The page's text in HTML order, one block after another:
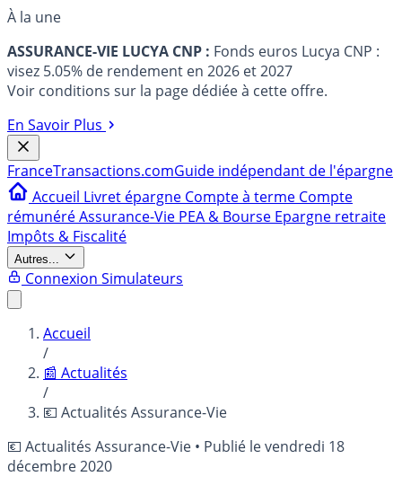
À la une
ASSURANCE-VIE LUCYA CNP : Fonds euros Lucya CNP :
visez 5.05% de rendement en 2026 et 2027
Voir conditions sur la page dédiée à cette offre.
En Savoir Plus
FranceTransactions.comGuide indépendant de l'épargne
Accueil Livret épargne Compte à terme Compte
rémunéréAssurance-Vie PEA & Bourse Epargne retraite
Impôts & Fiscalité
Autres...
Connexion Simulateurs
Accueil
/
📰 Actualités
/
💶 Actualités Assurance-Vie
💶 Actualités Assurance-Vie • Publié levendredi 18
décembre 2020